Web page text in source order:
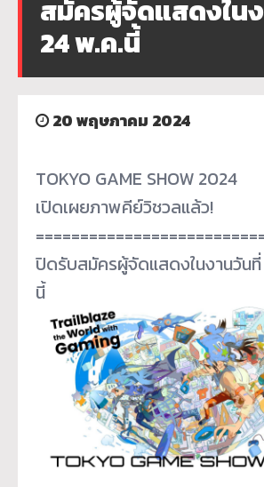
สมัครผู้จัดแสดงใน
24 พ.ค.นี้
20 พฤษภาคม 2024
TOKYO GAME SHOW 2024
เปิดเผยภาพคีย์วิชวลแล้ว!
ปิดรับสมัครผู้จัดแสดงในงานวัน
นี้